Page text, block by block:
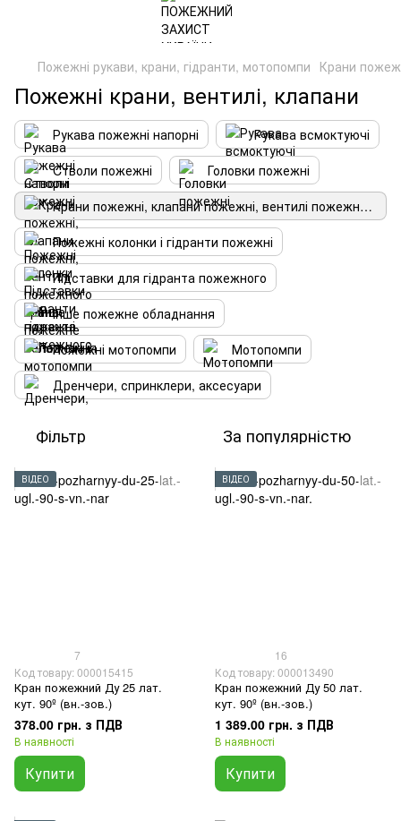
Пожежні рукави, крани, гідранти, мотопомпи Крани
Пожежні крани, вентилі, клапани
Рукава пожежні напорні
Рукава всмоктуючі
Cтволи пожежні
Головки пожежні
Крани пожежні, клапани пожежні, вентилі пожежного крана
Пожежні колонки і гідранти пожежні
Підставки для гідранта пожежного
Інше пожежне обладнання
Пожежні мотопомпи
Мотопомпи
Дренчери, спринклери, аксесуари
Фільтр За популярністю
ВІДЕО
7
Код товару: 000015415
Кран пожежний Ду 25 лат.
кут. 90º (вн.-зов.)
378.00 грн. з ПДВ
В наявності
Купити
ВІДЕО
16
Код товару: 000013490
Кран пожежний Ду 50 лат.
кут. 90º (вн.-зов.)
1 389.00 грн. з ПДВ
В наявності
Купити